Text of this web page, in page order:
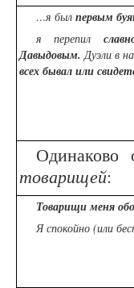
…я был первым
я перепил
Давыдовым.Дуэли в
всех бывал или
товарищей:
Товарищи меня
Я спокойно (или